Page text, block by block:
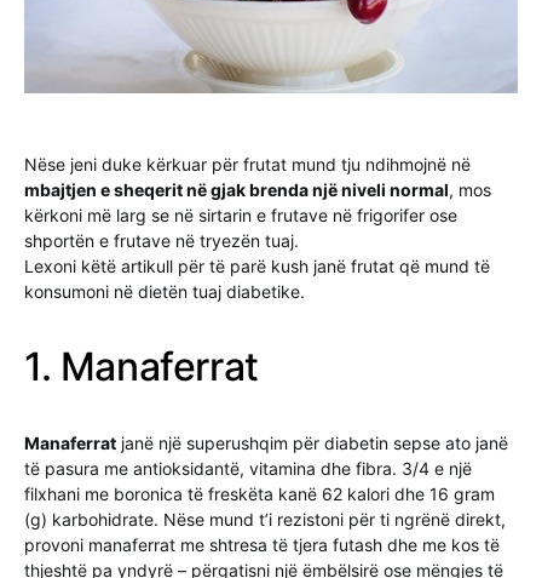
Nëse jeni duke kërkuar për frutat mund tju ndihmojnë në
mbajtjen e sheqerit në gjak brenda një niveli normal, mos
kërkoni më larg se në sirtarin e frutave në frigorifer ose
shportën e frutave në tryezën tuaj.
Lexoni këtë artikull për të parë kush janë frutat që mund të
konsumoni në dietën tuaj diabetike.
1. Manaferrat
Manaferrat janë një superushqim për diabetin sepse ato janë
të pasura me antioksidantë, vitamina dhe fibra. 3/4 e një
filxhani me boronica të freskëta kanë 62 kalori dhe 16 gram
(g) karbohidrate. Nëse mund t’i rezistoni për ti ngrënë direkt,
provoni manaferrat me shtresa të tjera futash dhe me kos të
thjeshtë pa yndyrë – përgatisni një ëmbëlsirë ose mëngjes të